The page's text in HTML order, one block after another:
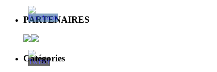
PARTENAIRES
Catégories